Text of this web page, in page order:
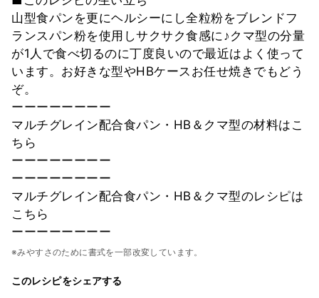
山型食パンを更にヘルシーにし全粒粉をブレンドフ
ランスパン粉を使用しサクサク食感に♪クマ型の分量
が1人で食べ切るのに丁度良いので最近はよく使って
います。お好きな型やHBケースお任せ焼きでもどう
ぞ。
ーーーーーーーー
マルチグレイン配合食パン・HB＆クマ型の材料はこ
ちら
ーーーーーーーー
ーーーーーーーー
マルチグレイン配合食パン・HB＆クマ型のレシピは
こちら
ーーーーーーーー
※みやすさのために書式を一部改変しています。
このレシピをシェアする